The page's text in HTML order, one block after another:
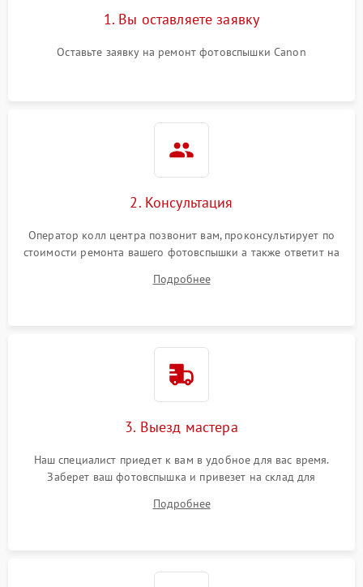
1. Вы оставляете заявку
Оставьте заявку на ремонт фотовспышки Canon
2. Консультация
Оператор колл центра позвонит вам, проконсультирует по
стоимости ремонта вашего фотовспышки а также ответит на
Подробнее
3. Выезд мастера
Наш специалист приедет к вам в удобное для вас время.
Заберет ваш фотовспышка и привезет на склад для
Подробнее